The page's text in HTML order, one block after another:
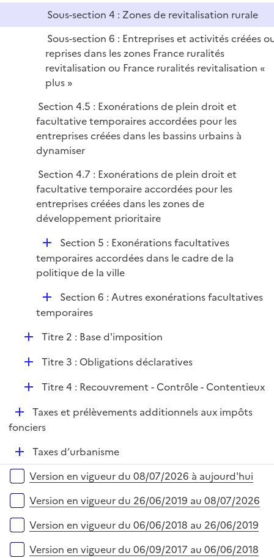
Sous-section 4 : Zones de revitalisation rurale
Sous-section 6 : Entreprises et activités créées
reprises dans les zones France ruralités
revitalisation ou France ruralités revitalisation «
plus »
Section 4.5 : Exonérations de plein droit et
facultative temporaires accordées pour les
entreprises créées dans les bassins urbains à
dynamiser
Section 4.7 : Exonérations de plein droit et
facultative temporaire accordées pour les
entreprises créées dans les zones de
développement prioritaire
D
é
p
e
Section 5 : Exonérations facultatives
temporaires accordées dans le cadre de la
politique de la ville
D
é
l
e
r
Section 6 : Autres exonérations facultatives
temporaires
D
e
r
Titre 2 : Base d'imposition
D
l
i
e
r
Titre 3 : Obligations déclaratives
D
p
l
i
e
r
Titre 4 : Recouvrement - Contrôle - Contentieux
D
é
e
r
Taxes et prélèvements additionnels aux impôts
fonciers
D
é
p
e
Taxes d’urbanisme
Versions sur la période
Version en vigueur du 08/07/2026 à aujourd'hui
Version en vigueur du 26/06/2019 au 08/07/2026
Version en vigueur du 06/06/2018 au 26/06/2019
Version en vigueur du 06/09/2017 au 06/06/2018